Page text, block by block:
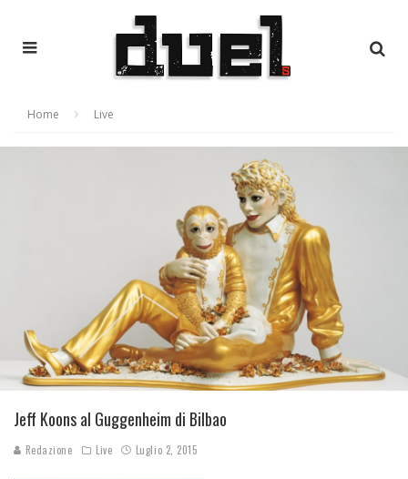
Home Live
Jeff Koons al Guggenheim di Bilbao
Redazione Live Luglio 2, 2015